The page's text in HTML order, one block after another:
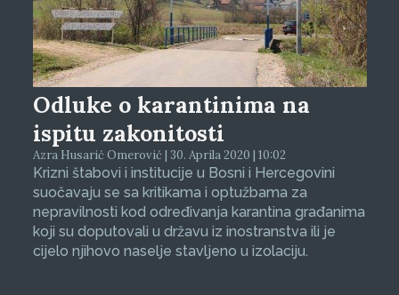
Odluke o karantinima na
ispitu zakonitosti
Azra Husarić Omerović | 30. Aprila 2020 | 10:02
Krizni štabovi i institucije u Bosni i Hercegovini
suočavaju se sa kritikama i optužbama za
nepravilnosti kod određivanja karantina građanima
koji su doputovali u državu iz inostranstva ili je
cijelo njihovo naselje stavljeno u izolaciju.